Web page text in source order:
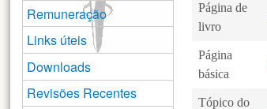
Página de
livro
Página
básica
Tópico do
Remuneração
Links úteis
Downloads
Revisões Recentes